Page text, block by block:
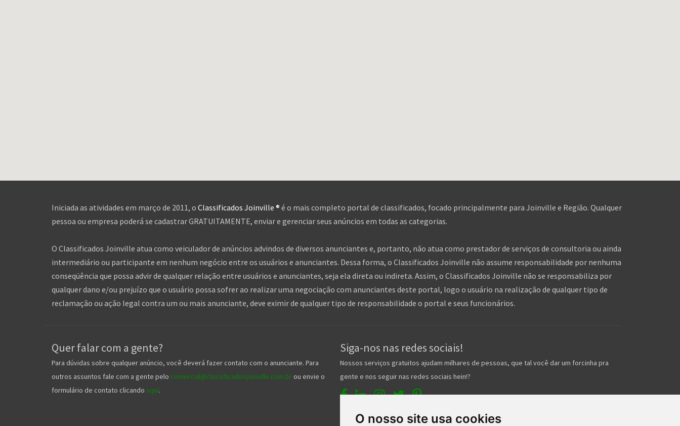
O nosso site usa cookies
Iniciada as atividades em março de 2011, o Classificados Joinville ® é o mais completo portal de classificados, focado principalmente para Joinville e Região. Qualquer
pessoa ou empresa poderá se cadastrar GRATUITAMENTE, enviar e gerenciar seus anúncios em todas as categorias.
O Classificados Joinville atua como veiculador de anúncios advindos de diversos anunciantes e, portanto, não atua como prestador de serviços de consultoria ou ainda
intermediário ou participante em nenhum negócio entre os usuários e anunciantes. Dessa forma, o Classificados Joinville não assume responsabilidade por nenhuma
conseqüência que possa advir de qualquer relação entre usuários e anunciantes, seja ela direta ou indireta. Assim, o Classificados Joinville não se responsabiliza por
qualquer dano e/ou prejuízo que o usuário possa sofrer ao realizar uma negociação com anunciantes deste portal, logo o usuário na realização de qualquer tipo de
reclamação ou ação legal contra um ou mais anunciante, deve eximir de qualquer tipo de responsabilidade o portal e seus funcionários.
Quer falar com a gente?
Para dúvidas sobre qualquer anúncio, você deverá fazer contato com o anunciante. Para
outros assuntos fale com a gente pelo comercial@classificadosjoinville.com.br ou envie o
formulário de contato clicando aqui.
Siga-nos nas redes sociais!
Nossos serviços gratuitos ajudam milhares de pessoas, que tal você dar um forcinha pra
gente e nos seguir nas redes sociais hein!?